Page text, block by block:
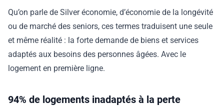
Qu’on parle de Silver économie, d’économie de la longévité
ou de marché des seniors, ces termes traduisent une seule
et même réalité : la forte demande de biens et services
adaptés aux besoins des personnes âgées. Avec le
logement en première ligne.
94% de logements inadaptés à la perte